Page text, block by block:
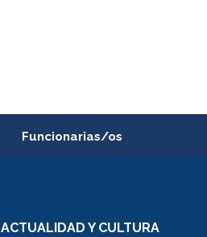
Funcionarias/os
Portal de movilidad interna
ACTUALIDAD Y CULTURA